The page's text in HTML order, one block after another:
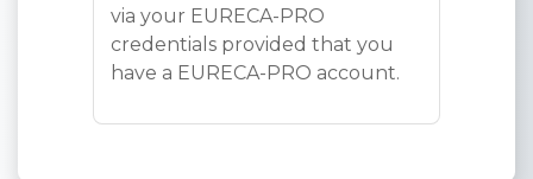
via your EURECA-PRO
credentials provided that you
have a EURECA-PRO account.